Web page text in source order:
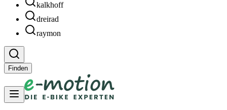
kalkhoff
dreirad
raymon
Finden